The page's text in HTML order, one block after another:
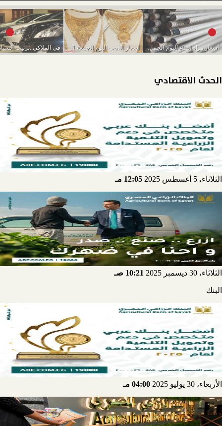
أسعار مواد البناء اليوم الجمعة 11-3-2022 أسعار الذهب اليوم الجمعة 11-3-2022
الحدث الاقتصادي
الثلاثاء، 5 أغسطس 2025 12:05 مـ
الثلاثاء، 30 ديسمبر 2025 10:21 صـ
البنك
الأربعاء، 30 يوليو 2025 04:00 مـ